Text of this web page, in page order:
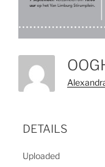
DETAILS
Uploaded